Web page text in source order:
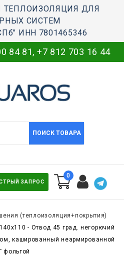
ТЕПЛОИЗОЛЯЦИЯ ДЛЯ
СИСТЕМ
ИНН 7801465346
84 81, +7 812 703 16 44
ПОИСК ТОВАРА
ЗАПРОС
0
(теплоизоляция+покрытия)
- Отвод 45 град. негорючий
кашированный неармированной
фольгой